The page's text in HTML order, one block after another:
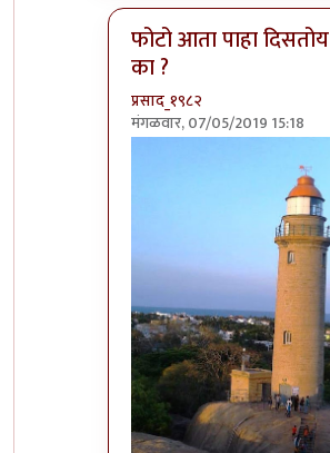
फोटो आता पाहा दिसतोय
का ?
प्रसाद_१९८२
मंगळवार, 07/05/2019 15:18